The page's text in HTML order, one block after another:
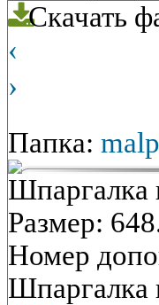
Скачать
‹
›
Папка:
Шпаргалка
Размер:
Номер
Шпаргалка